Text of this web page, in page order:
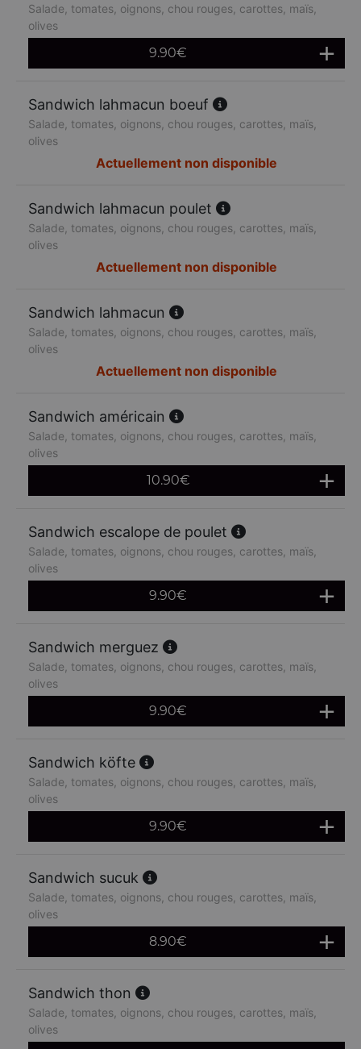
Salade, tomates, oignons, chou rouges, carottes, maïs,
olives
9.90€
Sandwich lahmacun boeuf
Salade, tomates, oignons, chou rouges, carottes, maïs,
olives
Actuellement non disponible
Sandwich lahmacun poulet
Salade, tomates, oignons, chou rouges, carottes, maïs,
olives
Actuellement non disponible
Sandwich lahmacun
Salade, tomates, oignons, chou rouges, carottes, maïs,
olives
Actuellement non disponible
Sandwich américain
Salade, tomates, oignons, chou rouges, carottes, maïs,
olives
10.90€
Sandwich escalope de poulet
Salade, tomates, oignons, chou rouges, carottes, maïs,
olives
9.90€
Sandwich merguez
Salade, tomates, oignons, chou rouges, carottes, maïs,
olives
9.90€
Sandwich köfte
Salade, tomates, oignons, chou rouges, carottes, maïs,
olives
9.90€
Sandwich sucuk
Salade, tomates, oignons, chou rouges, carottes, maïs,
olives
8.90€
Sandwich thon
Salade, tomates, oignons, chou rouges, carottes, maïs,
olives